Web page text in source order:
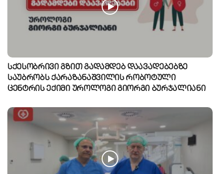
სქესობრივი გზით გადამდებ დაავადებებზე
საუბრობს ქარაზანაშვილის რობოტული
ცენტრის ექიმი უროლოგი გიორგი ბურჯალიანი